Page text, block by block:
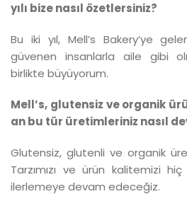
yılı bize nasıl özetlersiniz?
Bu iki yıl, Mell’s Bakery’ye
güvenen insanlarla aile gibi
birlikte büyüyorum.
Mell’s, glutensiz ve organik
an bu tür üretimleriniz nasıl
Glutensiz, glutenli ve organik
Tarzımızı ve ürün kalitemizi
ilerlemeye devam edeceğiz.